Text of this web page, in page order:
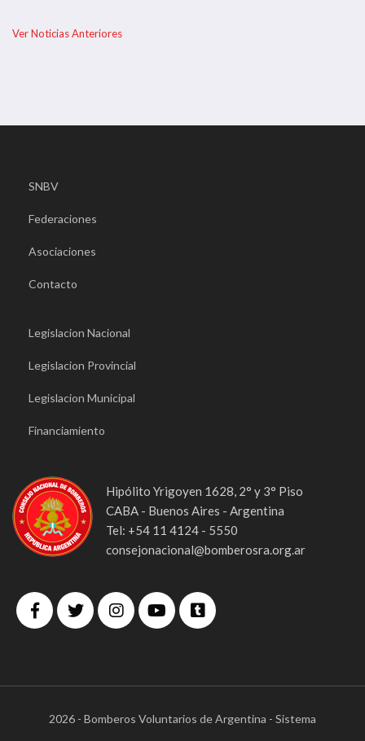
Ver Noticias Anteriores
SNBV
Federaciones
Asociaciones
Contacto
Legislacion Nacional
Legislacion Provincial
Legislacion Municipal
Financiamiento
Hipólito Yrigoyen 1628, 2° y 3° Piso
CABA - Buenos Aires - Argentina
Tel: +54 11 4124 - 5550
consejonacional@bomberosra.org.ar
2026 - Bomberos Voluntarios de Argentina - Sistema